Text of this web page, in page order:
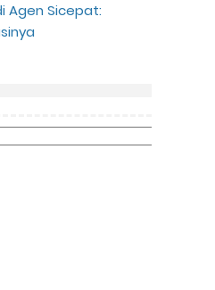
Agen Sicepat: